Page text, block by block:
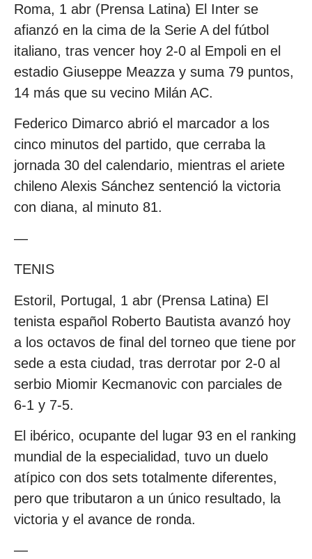
Roma, 1 abr (Prensa Latina) El Inter se
afianzó en la cima de la Serie A del fútbol
italiano, tras vencer hoy 2-0 al Empoli en el
estadio Giuseppe Meazza y suma 79 puntos,
14 más que su vecino Milán AC.
Federico Dimarco abrió el marcador a los
cinco minutos del partido, que cerraba la
jornada 30 del calendario, mientras el ariete
chileno Alexis Sánchez sentenció la victoria
con diana, al minuto 81.
—
TENIS
Estoril, Portugal, 1 abr (Prensa Latina) El
tenista español Roberto Bautista avanzó hoy
a los octavos de final del torneo que tiene por
sede a esta ciudad, tras derrotar por 2-0 al
serbio Miomir Kecmanovic con parciales de
6-1 y 7-5.
El ibérico, ocupante del lugar 93 en el ranking
mundial de la especialidad, tuvo un duelo
atípico con dos sets totalmente diferentes,
pero que tributaron a un único resultado, la
victoria y el avance de ronda.
—